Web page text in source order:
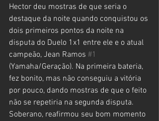
Hector deu mostras de que seria o
destaque da noite quando conquistou os
dois primeiros pontos da noite na
disputa do Duelo 1x1 entre ele e o atual
campeão, Jean Ramos #1
(Yamaha/Geração). Na primeira bateria,
fez bonito, mas não conseguiu a vitória
por pouco, dando mostras de que o feito
não se repetiria na segunda disputa.
Soberano, reafirmou seu bom momento